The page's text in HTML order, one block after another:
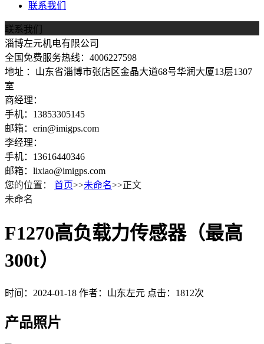
联系我们
联系我们
淄博左元机电有限公司
全国免费服务热线：4006227598
地址 ：山东省淄博市张店区金晶大道68号华润大厦13层1307
室
商经理：
手机：13853305145
邮箱：erin@imigps.com
李经理：
手机：13616440346
邮箱：lixiao@imigps.com
您的位置：
首页>>未命名>>正文
未命名
F1270高负载力传感器（最高
300t）
时间：2024-01-18 作者：山东左元 点击：1812次
产品照片